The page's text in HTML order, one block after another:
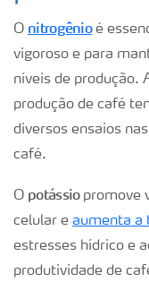
O nitrogênioé
vigoroso e para
níveis de produção.
produção de café
diversos ensaios
café.
O potássiopromove
celular e aumenta a
estresses hídrico e
produtividade de